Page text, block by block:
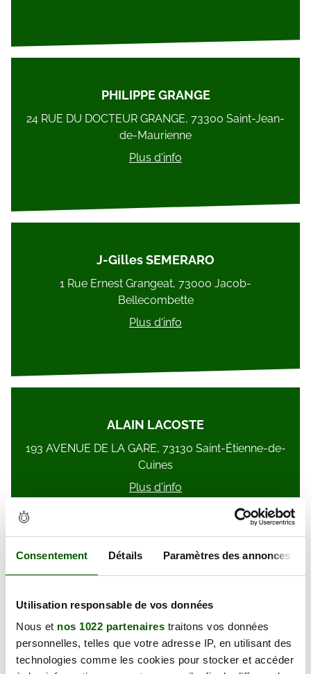
Consentement Détails Paramètres des annonces
Utilisation responsable de vos données
Nous et nos 1022 partenaires traitons vos données
personnelles, telles que votre adresse IP, en utilisant des
technologies comme les cookies pour stocker et accéder
PHILIPPE GRANGE
24 RUE DU DOCTEUR GRANGE, 73300 Saint-Jean-
de-Maurienne
Plus d'info
J-Gilles SEMERARO
1 Rue Ernest Grangeat, 73000 Jacob-
Bellecombette
Plus d'info
ALAIN LACOSTE
193 AVENUE DE LA GARE, 73130 Saint-Étienne-de-
Cuines
Plus d'info
24 RUE DU DOCTEUR GRANGE, 73300 Saint-Jean-
de-Maurienne